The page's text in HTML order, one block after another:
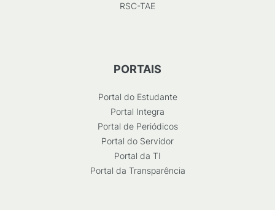
RSC-TAE
PORTAIS
Portal do Estudante
Portal Integra
Portal de Periódicos
Portal do Servidor
Portal da TI
Portal da Transparência